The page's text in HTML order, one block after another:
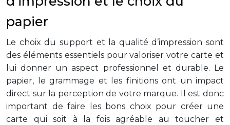
papier
Le choix du support et la qualité d’impression sont
des éléments essentiels pour valoriser votre carte et
lui donner un aspect professionnel et durable. Le
papier, le grammage et les finitions ont un impact
direct sur la perception de votre marque. Il est donc
important de faire les bons choix pour créer une
carte qui soit à la fois agréable au toucher et